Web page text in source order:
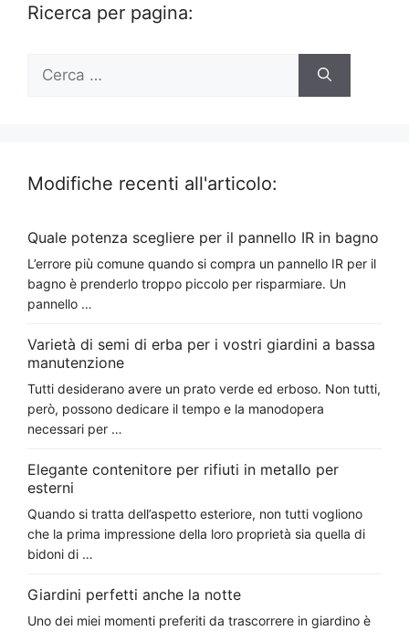
Ricerca per pagina:
per:
Modifiche recenti all'articolo:
Quale potenza scegliere per il pannello IR in bagno
L’errore più comune quando si compra un pannello IR per il
bagno è prenderlo troppo piccolo per risparmiare. Un
pannello …
Varietà di semi di erba per i vostri giardini a bassa
manutenzione
Tutti desiderano avere un prato verde ed erboso. Non tutti,
però, possono dedicare il tempo e la manodopera
necessari per …
Elegante contenitore per rifiuti in metallo per
esterni
Quando si tratta dell’aspetto esteriore, non tutti vogliono
che la prima impressione della loro proprietà sia quella di
bidoni di …
Giardini perfetti anche la notte
Uno dei miei momenti preferiti da trascorrere in giardino è